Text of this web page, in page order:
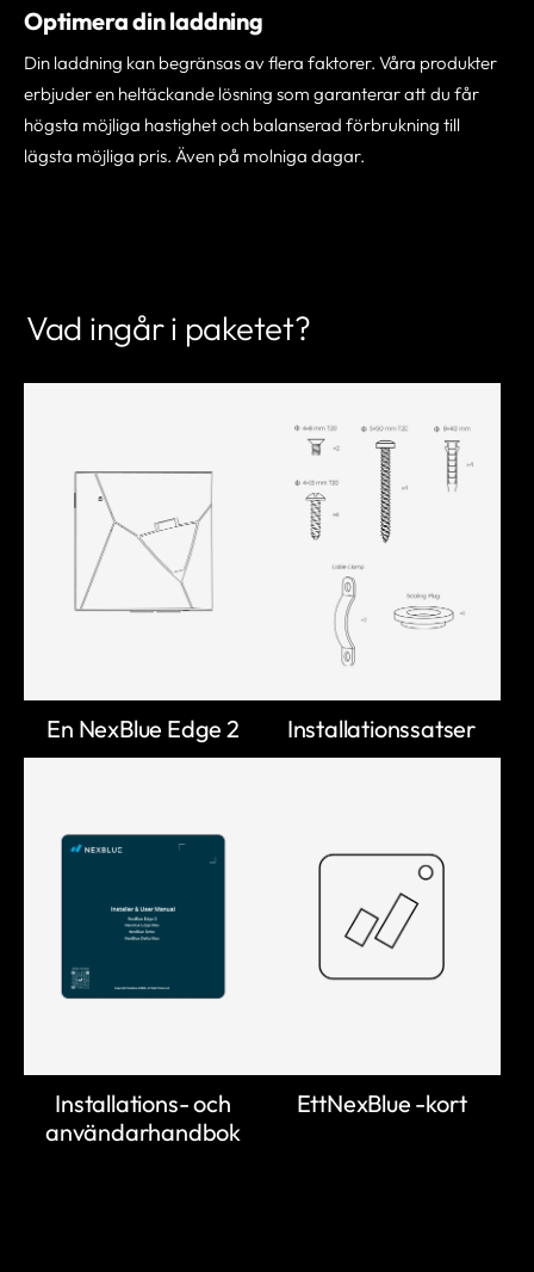
Optimera din laddning
Din laddning kan begränsas av flera faktorer. Våra produkter
erbjuder en heltäckande lösning som garanterar att du får
högsta möjliga hastighet och balanserad förbrukning till
lägsta möjliga pris. Även på molniga dagar.
Vad ingår i paketet?
En NexBlue Edge 2 Installationssatser
Installations- och
användarhandbok
EttNexBlue -kort